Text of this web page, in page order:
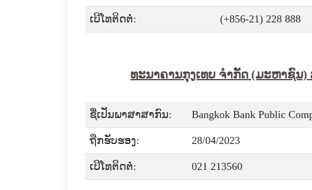
ເບີໂທຕິດຕໍ່: (+856-21) 228 888
ທະນາຄານກຸງເທບ ຈໍາກັດ (ມະຫາຊົນ
ຊື່ເປັນພາສາສາກົນ: Bangkok Bank Public
ຖືກຮັບຮອງ: 28/04/2023
ເບີໂທຕິດຕໍ່: 021 213560